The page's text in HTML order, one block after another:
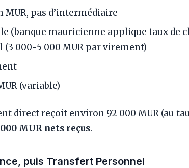
MUR, pas d’intermédiaire
(banque mauricienne applique taux de
000-5 000 MUR par virement)
(variable)
direct reçoit environ 92 000 MUR (au
MUR nets reçus.
puis Transfert Personnel